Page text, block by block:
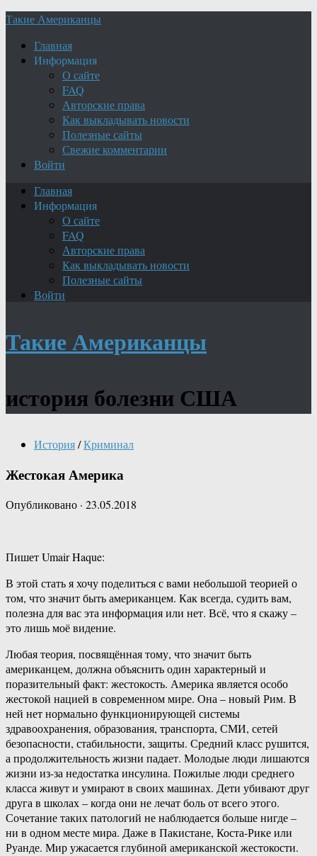
Такие Американцы
Главная
Информация
О сайте
FAQ
Авторские права
Как выкладывать новости
Полезные сайты
Свежие комментарии
Войти
Главная
Информация
О сайте
FAQ
Авторские права
Как выкладывать новости
Полезные сайты
Войти
Такие Американцы
история болезни США
История/Криминал
Жестокая Америка
Опубликовано · 23.05.2018
Пишет Umair Haque:
В этой стать я хочу поделиться с вами небольшой теорией о
том, что значит быть американцем. Как всегда, судить вам,
полезна для вас эта информация или нет. Всё, что я скажу –
это лишь моё видение.
Любая теория, посвящённая тому, что значит быть
американцем, должна объяснить один характерный и
поразительный факт: жестокость. Америка является особо
жестокой нацией в современном мире. Она – новый Рим. В
ней нет нормально функционирующей системы
здравоохранения, образования, транспорта, СМИ, сетей
безопасности, стабильности, защиты. Средний класс рушится,
а продолжительность жизни падает. Молодые люди лишаются
жизни из-за недостатка инсулина. Пожилые люди среднего
класса живут и умирают в своих машинах. Дети убивают друг
друга в школах – когда они не лечат боль от всего этого.
Сочетание таких патологий не наблюдается больше нигде –
ни в одном месте мира. Даже в Пакистане, Коста-Рике или
Руанде. Мир ужасается глубиной американской жестокости.